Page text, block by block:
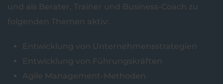
und als Berater, Trainer und Business-Coach zu
folgenden Themen aktiv:
Entwicklung von Unternehmensstrategien
Entwicklung von Führungskräften
Agile Management-Methoden